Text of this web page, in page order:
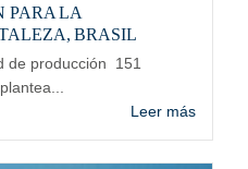
PARA LA
BRASIL
de producción 151
Leer más